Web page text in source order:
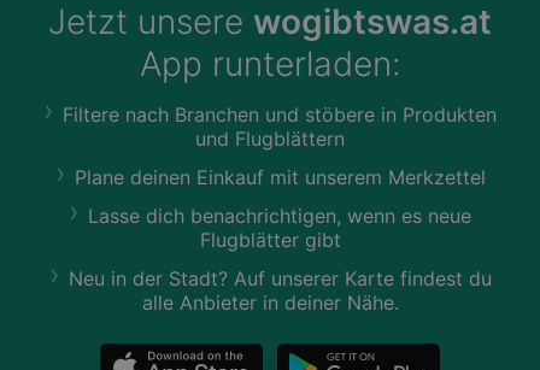
Jetzt unsere wogibtswas.at
App runterladen:
Filtere nach Branchen und stöbere in Produkten
und Flugblättern
Plane deinen Einkauf mit unserem Merkzettel
Lasse dich benachrichtigen, wenn es neue
Flugblätter gibt
Neu in der Stadt? Auf unserer Karte findest du
alle Anbieter in deiner Nähe.